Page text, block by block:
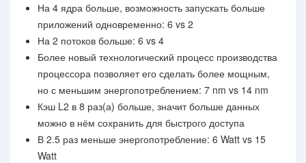
На 4 ядра больше, возможность запускать больше
приложений одновременно: 6 vs 2
На 2 потоков больше: 6 vs 4
Более новый технологический процесс производства
процессора позволяет его сделать более мощным,
но с меньшим энергопотреблением: 7 nm vs 14 nm
Кэш L2 в 8 раз(а) больше, значит больше данных
можно в нём сохранить для быстрого доступа
В 2.5 раз меньше энергопотребление: 6 Watt vs 15
Watt